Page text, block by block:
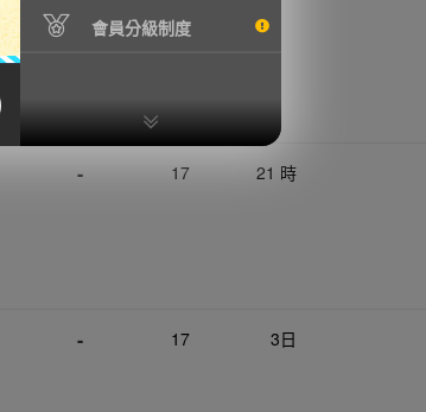
會員分級制度
- 17 21 時
- 17 3日